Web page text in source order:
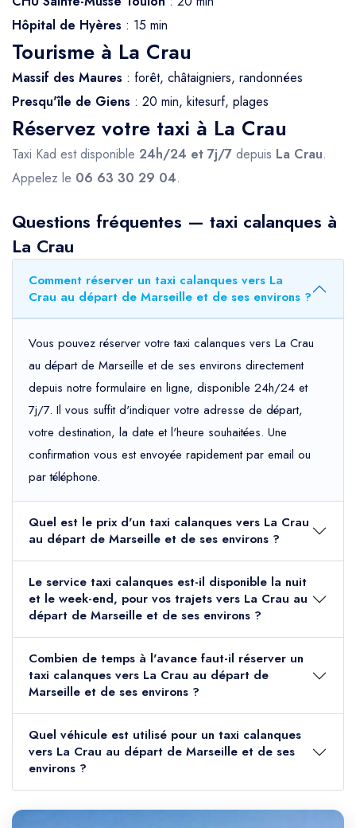
Hôpital de Hyères : 15 min
Tourisme à La Crau
Massif des Maures : forêt, châtaigniers, randonnées
Presqu'île de Giens : 20 min, kitesurf, plages
Réservez votre taxi à La Crau
Taxi Kad est disponible 24h/24 et 7j/7 depuis La Crau.
Appelez le 06 63 30 29 04.
Questions fréquentes — taxi calanques à
La Crau
Comment réserver un taxi calanques vers La
Crau au départ de Marseille et de ses environs ?
Vous pouvez réserver votre taxi calanques vers La Crau
au départ de Marseille et de ses environs directement
depuis notre formulaire en ligne, disponible 24h/24 et
7j/7. Il vous suffit d'indiquer votre adresse de départ,
votre destination, la date et l'heure souhaitées. Une
confirmation vous est envoyée rapidement par email ou
par téléphone.
Quel est le prix d'un taxi calanques vers La Crau
au départ de Marseille et de ses environs ?
Le service taxi calanques est-il disponible la nuit
et le week-end, pour vos trajets vers La Crau au
départ de Marseille et de ses environs ?
Combien de temps à l'avance faut-il réserver un
taxi calanques vers La Crau au départ de
Marseille et de ses environs ?
Quel véhicule est utilisé pour un taxi calanques
vers La Crau au départ de Marseille et de ses
environs ?